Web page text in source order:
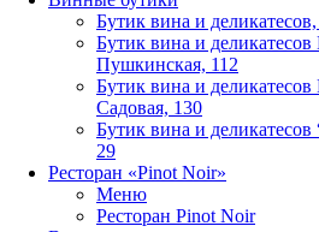
Бутик вина и
Бутик вина и
Пушкинская, 112
Бутик вина и
Садовая, 130
Бутик вина и
29
Ресторан «Pinot Noir»
Меню
Ресторан Pinot Noir